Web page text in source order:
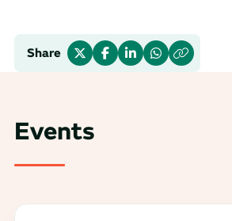
Share
Events